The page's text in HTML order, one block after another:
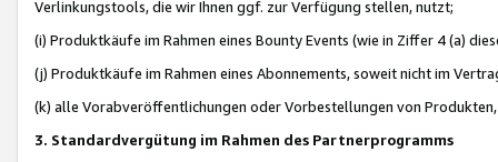
Verlinkungstools, die wir Ihnen ggf. zur Verfügung stellen, nutzt;
(i) Produktkäufe im Rahmen eines Bounty Events (wie in Ziffer 4 (a)
(j) Produktkäufe im Rahmen eines Abonnements, soweit nicht im
(k) alle Vorabveröffentlichungen oder Vorbestellungen von
3. Standardvergütung im Rahmen des Partnerprogramms